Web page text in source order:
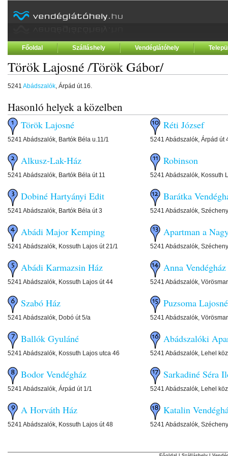
Főoldal Szálláshely Vendéglátóhely
Török Lajosné /Török Gábor/
5241 Abádszalók, Árpád út.16.
Hasonló helyek a közelben
Török Lajosné
5241 Abádszalók, Bartók Béla u.11/1
Alkusz-Lak-Ház
5241 Abádszalók, Bartók Béla út 11
Dobiné Hartyányi Edit
5241 Abádszalók, Bartók Béla út 3
Abádi Major Kemping
5241 Abádszalók, Kossuth Lajos út 21/1
Abádi Karmazsin Ház
5241 Abádszalók, Kossuth Lajos út 44
Szabó Ház
5241 Abádszalók, Dobó út 5/a
Ballók Gyuláné
5241 Abádszalók, Kossuth Lajos utca 46
Bodor Vendégház
5241 Abádszalók, Árpád út 1/1
A Horváth Ház
5241 Abádszalók, Kossuth Lajos út 48
Réti József
5241 Abádszalók, Árpád út
Robinson
5241 Abádszalók, Kossuth
Barátka
5241 Abádszalók,
Apartman a
5241 Abádszalók,
Anna Vendégház
5241 Abádszalók,
Puzsoma Lajosné
5241 Abádszalók,
Abádszalóki
5241 Abádszalók, Lehel
Sarkadiné Séra
5241 Abádszalók, Lehel
Katalin
5241 Abádszalók,